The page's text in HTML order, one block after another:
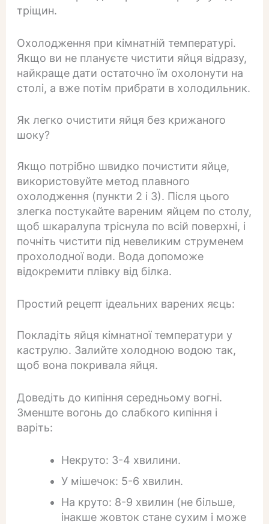
тріщин.
Охолодження при кімнатній температурі.
Якщо ви не плануєте чистити яйця відразу,
найкраще дати остаточно їм охолонути на
столі, а вже потім прибрати в холодильник.
Як легко очистити яйця без крижаного
шоку?
Якщо потрібно швидко почистити яйце,
використовуйте метод плавного
охолодження (пункти 2 і 3). Після цього
злегка постукайте вареним яйцем по столу,
щоб шкаралупа тріснула по всій поверхні, і
почніть чистити під невеликим струменем
прохолодної води. Вода допоможе
відокремити плівку від білка.
Простий рецепт ідеальних варених яєць:
Покладіть яйця кімнатної температури у
каструлю. Залийте холодною водою так,
щоб вона покривала яйця.
Доведіть до кипіння середньому вогні.
Зменште вогонь до слабкого кипіння і
варіть:
Некруто: 3-4 хвилини.
У мішечок: 5-6 хвилин.
На круто: 8-9 хвилин (не більше,
інакше жовток стане сухим і може